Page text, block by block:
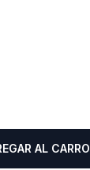
AL CARRO